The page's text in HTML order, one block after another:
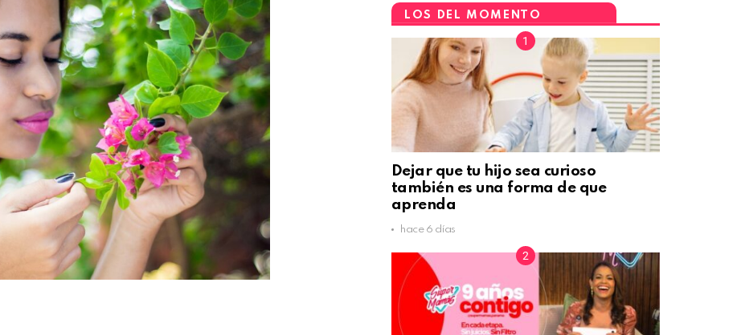
LOS DEL MOMENTO
Dejar que tu hijo sea curioso
también es una forma de que
aprenda
hace 6 días